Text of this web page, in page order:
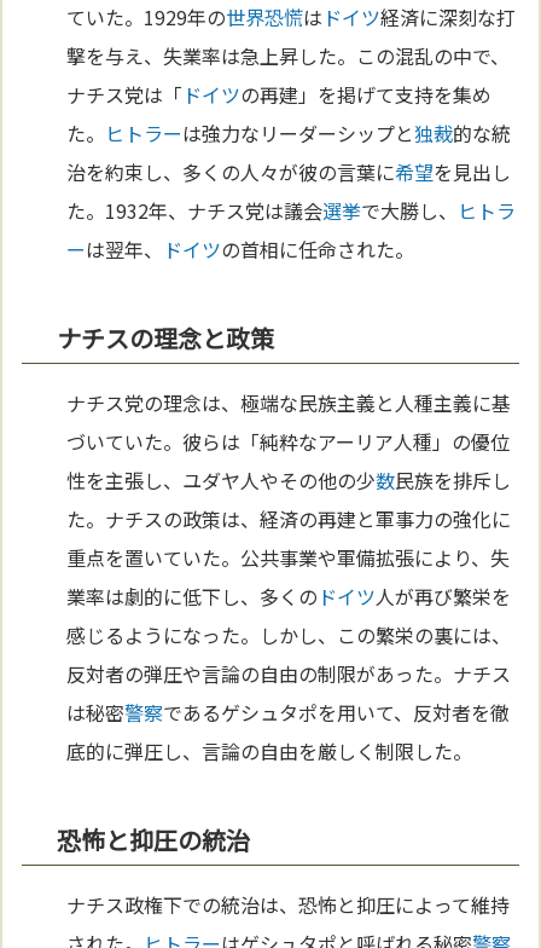
ていた。1929年の世界恐慌は ドイツ経済に深刻な打
撃を与え、失業率は急上昇した。この混乱の中で、
ナチス党は「 ドイツの再建」を掲げて支持を集め
た。 ヒトラーは強力なリーダーシップと独裁的な統
治を約束し、多くの人々が彼の言葉に希望を見出し
た。1932年、ナチス党は議会選挙で大勝し、 ヒトラ
ーは翌年、 ドイツの首相に任命された。
ナチスの理念と政策
ナチス党の理念は、極端な民族主義と人種主義に基
づいていた。彼らは「純粋なアーリア人種」の優位
性を主張し、ユダヤ人やその他の少数民族を排斥し
た。ナチスの政策は、経済の再建と軍事力の強化に
重点を置いていた。公共事業や軍備拡張により、失
業率は劇的に低下し、多くの ドイツ人が再び繁栄を
感じるようになった。しかし、この繁栄の裏には、
反対者の弾圧や言論の自由の制限があった。ナチス
は秘密警察であるゲシュタポを用いて、反対者を徹
底的に弾圧し、言論の自由を厳しく制限した。
恐怖と抑圧の統治
ナチス政権下での統治は、恐怖と抑圧によって維持